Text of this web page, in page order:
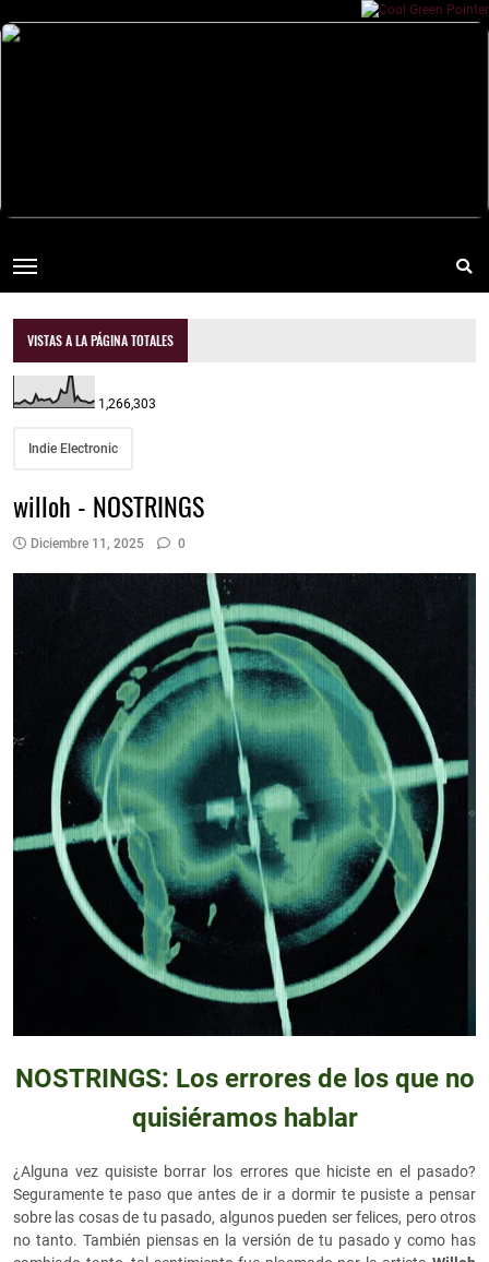
VISTAS A LA PÁGINA TOTALES
1,266,303
Indie Electronic
willoh - NOSTRINGS
Diciembre 11, 2025 0
NOSTRINGS: Los errores de los que no
quisiéramos hablar
¿Alguna vez quisiste borrar los errores que hiciste en el pasado?
Seguramente te paso que antes de ir a dormir te pusiste a pensar
sobre las cosas de tu pasado, algunos pueden ser felices, pero otros
no tanto. También piensas en la versión de tu pasado y como has